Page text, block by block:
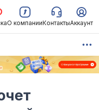
О компанииКонтактыАккаунт